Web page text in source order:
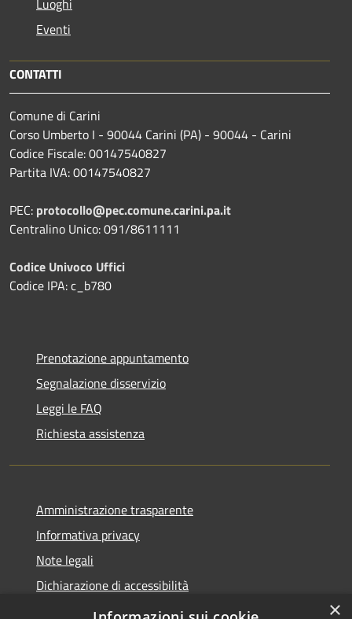
Eventi
CONTATTI
Comune di Carini
Corso Umberto I - 90044 Carini (PA) - 90044 - Carini
Codice Fiscale: 00147540827
Partita IVA: 00147540827
PEC: protocollo@pec.comune.carini.pa.it
Centralino Unico: 091/8611111
Codice Univoco Uffici
Codice IPA: c_b780
Prenotazione appuntamento
Segnalazione disservizio
Leggi le FAQ
Richiesta assistenza
Amministrazione trasparente
Informativa privacy
Note legali
Dichiarazione di accessibilità
Privacy e protezione dei dati
×